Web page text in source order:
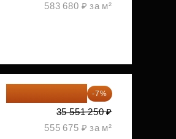
583 680 ₽ за м²
33 062 663 ₽ -7%
35 551 250 ₽
555 675 ₽ за м²